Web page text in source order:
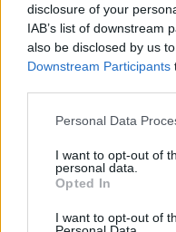
disclosure of your
IAB’s list of downstream
also be disclosed by us
Downstream Participants
Personal Data
I want to opt-out of
personal data.
Opted In
I want to opt-out of
FONDI
Il mantra green
capitali anche in
Valeria Panigada